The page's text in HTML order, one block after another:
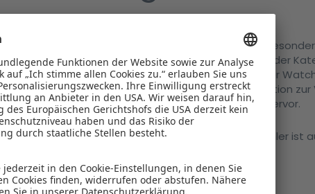
zeigt unseren Besuchern, welche Tools wir als
sorgt auf diese Weise für mehr Aufmerksamkeit in der
Building-Element im direkten Tool-Vergleich. Der
er steht euch als Datei für eure Kommunikation zur
unsere Watchlist-Tools in einem LinkedIn-Post hervor.
beantwortet?
Danke für dein Feedback! Ein Fehler ist